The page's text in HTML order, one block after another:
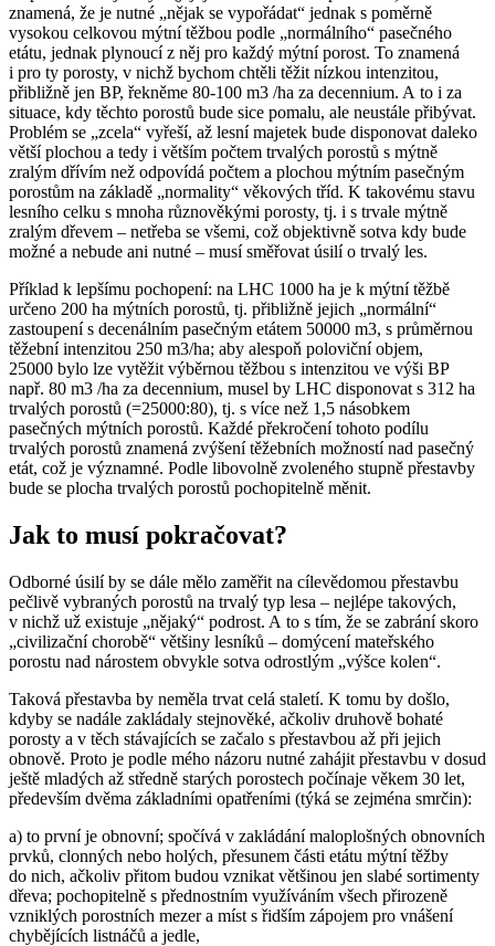
znamená, že je nutné „nějak se vypořádat“ jednak s poměrně
vysokou celkovou mýtní těžbou podle „normálního“ pasečného
etátu, jednak plynoucí z něj pro každý mýtní porost. To znamená
i pro ty porosty, v nichž bychom chtěli těžit nízkou intenzitou,
přibližně jen BP, řekněme 80-100 m3 /ha za decennium. A to i za
situace, kdy těchto porostů bude sice pomalu, ale neustále přibývat.
Problém se „zcela“ vyřeší, až lesní majetek bude disponovat daleko
větší plochou a tedy i větším počtem trvalých porostů s mýtně
zralým dřívím než odpovídá počtem a plochou mýtním pasečným
porostům na základě „normality“ věkových tříd. K takovému stavu
lesního celku s mnoha různověkými porosty, tj. i s trvale mýtně
zralým dřevem – netřeba se všemi, což objektivně sotva kdy bude
možné a nebude ani nutné – musí směřovat úsilí o trvalý les.
Příklad k lepšímu pochopení: na LHC 1000 ha je k mýtní těžbě
určeno 200 ha mýtních porostů, tj. přibližně jejich „normální“
zastoupení s decenálním pasečným etátem 50000 m3, s průměrnou
těžební intenzitou 250 m3/ha; aby alespoň poloviční objem,
25000 bylo lze vytěžit výběrnou těžbou s intenzitou ve výši BP
např. 80 m3 /ha za decennium, musel by LHC disponovat s 312 ha
trvalých porostů (=25000:80), tj. s více než 1,5 násobkem
pasečných mýtních porostů. Každé překročení tohoto podílu
trvalých porostů znamená zvýšení těžebních možností nad pasečný
etát, což je významné. Podle libovolně zvoleného stupně přestavby
bude se plocha trvalých porostů pochopitelně měnit.
Jak to musí pokračovat?
Odborné úsilí by se dále mělo zaměřit na cílevědomou přestavbu
pečlivě vybraných porostů na trvalý typ lesa – nejlépe takových,
v nichž už existuje „nějaký“ podrost. A to s tím, že se zabrání skoro
„civilizační chorobě“ většiny lesníků – domýcení mateřského
porostu nad nárostem obvykle sotva odrostlým „výšce kolen“.
Taková přestavba by neměla trvat celá staletí. K tomu by došlo,
kdyby se nadále zakládaly stejnověké, ačkoliv druhově bohaté
porosty a v těch stávajících se začalo s přestavbou až při jejich
obnově. Proto je podle mého názoru nutné zahájit přestavbu v dosud
ještě mladých až středně starých porostech počínaje věkem 30 let,
především dvěma základními opatřeními (týká se zejména smrčin):
a) to první je obnovní; spočívá v zakládání maloplošných obnovních
prvků, clonných nebo holých, přesunem části etátu mýtní těžby
do nich, ačkoliv přitom budou vznikat většinou jen slabé sortimenty
dřeva; pochopitelně s přednostním využíváním všech přirozeně
vzniklých porostních mezer a míst s řidším zápojem pro vnášení
chybějících listnáčů a jedle,